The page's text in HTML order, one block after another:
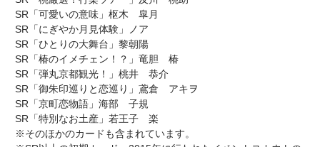
SR「可愛いの意味」枢木 皐月
SR「にぎやか月見体験」ノア
SR「ひとりの大舞台」黎朝陽
SR「椿のイメチェン！？」竜胆 椿
SR「弾丸京都観光！」桃井 恭介
SR「御朱印巡りと恋巡り」鳶倉 アキヲ
SR「京町恋物語」海部 子規
SR「特別なお土産」若王子 楽
※そのほかのカードも含まれています。